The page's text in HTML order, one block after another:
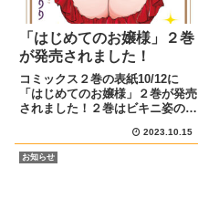
「はじめてのお嬢様」２巻
が発売されました！
コミックス２巻の表紙10/12に
「はじめてのお嬢様」２巻が発売
されました！２巻はビキニ姿の琴
もいくつか描かせていただきまし
た。気になるものがありましたら
ぜひ買ってください！よろしくお
2023.10.15
お知らせ